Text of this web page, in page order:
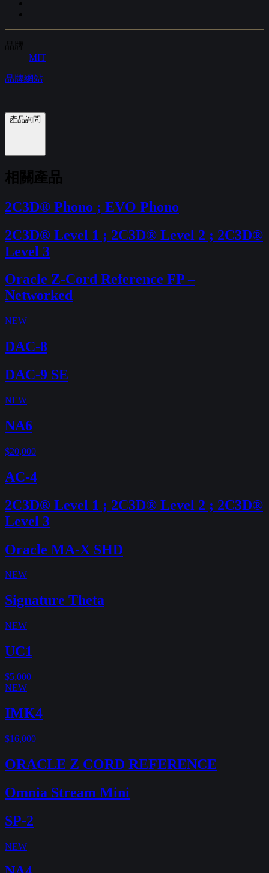
品牌
MIT
品牌網站
產品詢問
相關產品
2C3D® Phono ; EVO Phono
2C3D® Level 1 ; 2C3D® Level 2 ; 2C3D®
Level 3
Oracle Z-Cord Reference FP –
Networked
NEW
DAC-8
DAC-9 SE
NEW
NA6
$20,000
AC-4
2C3D® Level 1 ; 2C3D® Level 2 ; 2C3D®
Level 3
Oracle MA-X SHD
NEW
Signature Theta
NEW
UC1
$5,000
NEW
IMK4
$16,000
ORACLE Z CORD REFERENCE
Omnia Stream Mini
SP-2
NEW